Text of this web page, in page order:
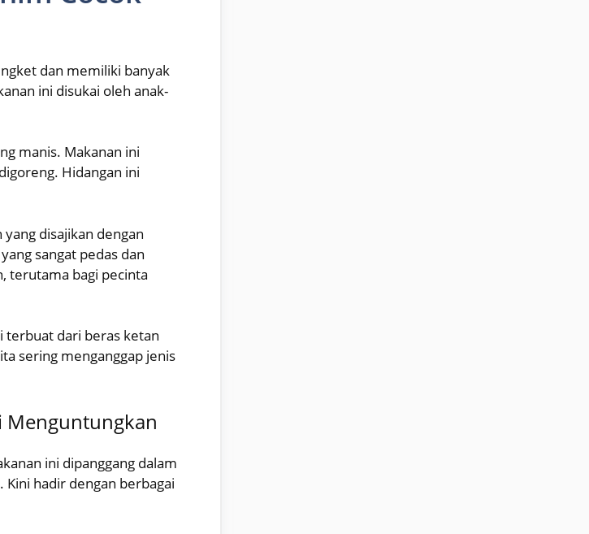
dan memiliki banyak
ini disukai oleh anak-
manis. Makanan ini
Hidangan ini
disajikan dengan
sangat pedas dan
terutama bagi pecinta
terbuat dari beras ketan
sering menganggap jenis
Menguntungkan
ini dipanggang dalam
Kini hadir dengan berbagai